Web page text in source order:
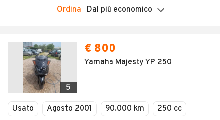
Noleggio a lungo termine
Moto
Camper
Veicoli Commerciali
Concessionari
Ordina: Dal più economico
5
€ 800
Yamaha Majesty YP 250
Usato Agosto 2001 90.000 km
250 cc